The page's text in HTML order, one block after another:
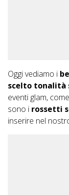
Oggi vediamo i
scelto tonalità
eventi glam,
sono i rossetti
inserire nel